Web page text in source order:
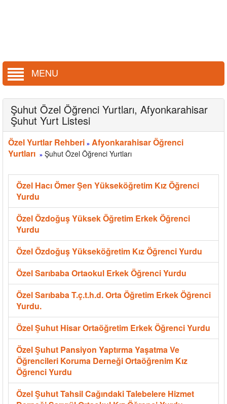
MENU
Şuhut Özel Öğrenci Yurtları, Afyonkarahisar
Şuhut Yurt Listesi
Özel Yurtlar Rehberi » Afyonkarahisar Öğrenci
Yurtları » Şuhut Özel Öğrenci Yurtları
Özel Hacı Ömer Şen Yükseköğretim Kız Öğrenci
Yurdu
Özel Özdoğuş Yüksek Öğretim Erkek Öğrenci
Yurdu
Özel Özdoğuş Yükseköğretim Kız Öğrenci Yurdu
Özel Sarıbaba Ortaokul Erkek Öğrenci Yurdu
Özel Sarıbaba T.ç.t.h.d. Orta Öğretim Erkek Öğrenci
Yurdu.
Özel Şuhut Hisar Ortaöğretim Erkek Öğrenci Yurdu
Özel Şuhut Pansiyon Yaptırma Yaşatma Ve
Öğrencileri Koruma Derneği Ortaöğrenim Kız
Öğrenci Yurdu
Özel Şuhut Tahsil Cağındaki Talebelere Hizmet